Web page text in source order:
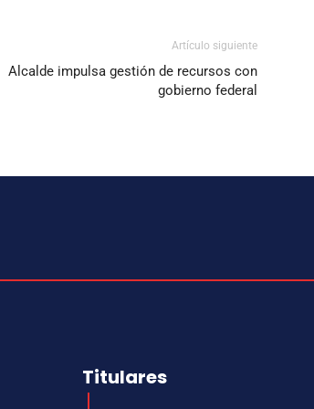
Artículo siguiente
Alcalde impulsa gestión de recursos con
gobierno federal
Titulares